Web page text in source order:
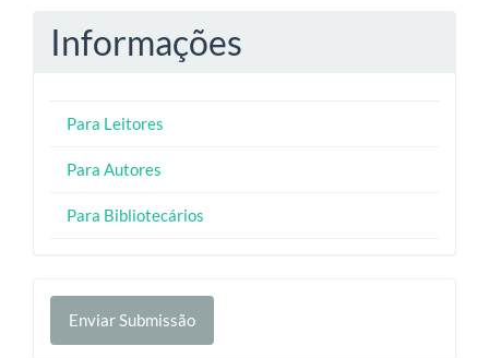
Informações
Para Leitores
Para Autores
Para Bibliotecários
Enviar
Submissão
Enviar Submissão